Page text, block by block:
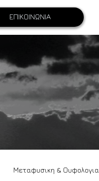
ΕΠΙΚΟΙΝΩΝΙΑ
Μεταφυσικη & Ουφολογια